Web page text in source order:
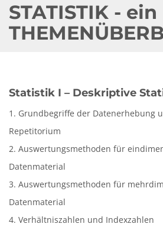
STATISTIK - ein
Statistik I – Deskriptive
1. Grundbegriffe der Datenerhebung
Repetitorium
2. Auswertungsmethoden für
Datenmaterial
3. Auswertungsmethoden für
Datenmaterial
4. Verhältniszahlen und Indexzahlen